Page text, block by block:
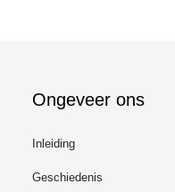
Ongeveer ons
Inleiding
Geschiedenis